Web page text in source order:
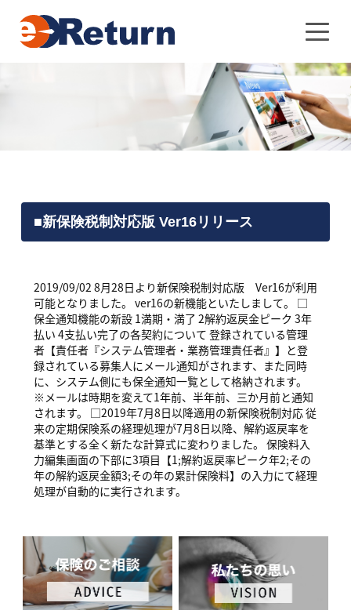
■新保険税制対応版 Ver16リリース
2019/09/02 8月28日より新保険税制対応版 Ver16が利用
可能となりました。 ver16の新機能といたしまして。 □
保全通知機能の新設 1満期・満了 2解約返戻金ピーク 3年
払い 4支払い完了の各契約について 登録されている管理
者【責任者『システム管理者・業務管理責任者』】と登
録されている募集人にメール通知がされます、また同時
に、システム側にも保全通知一覧として格納されます。
※メールは時期を変えて1年前、半年前、三か月前と通知
されます。 □2019年7月8日以降適用の新保険税制対応 従
来の定期保険系の経理処理が7月8日以降、解約返戻率を
基準とする全く新たな計算式に変わりました。 保険料入
力編集画面の下部に3項目【1;解約返戻率ピーク年2;その
年の解約返戻金額3;その年の累計保険料】の入力にて経理
処理が自動的に実行されます。